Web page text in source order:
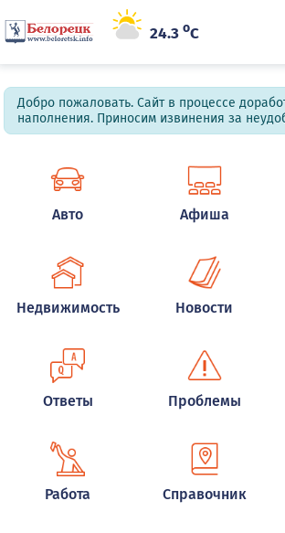
24.3oC
Добро пожаловать. Сайт в процессе
наполнения. Приносим извинения за
Авто Афиша
Недвижимость Новости
Ответы Проблемы
Работа Справочник